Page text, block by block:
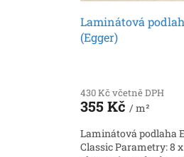
Laminátová
(Egger)
430 Kč včetně DPH
355 Kč / m²
Laminátová podlaha
Classic Parametry: 8